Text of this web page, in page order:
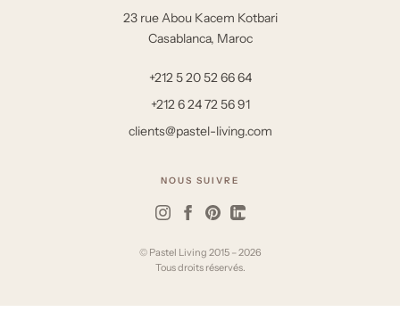
23 rue Abou Kacem Kotbari
Casablanca, Maroc
+212 5 20 52 66 64
+212 6 24 72 56 91
clients@pastel-living.com
NOUS SUIVRE
© Pastel Living 2015 – 2026
Tous droits réservés.